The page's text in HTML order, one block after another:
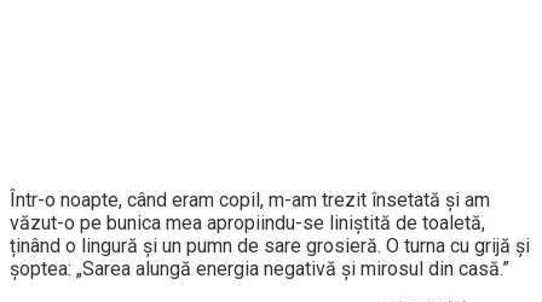
Într-o noapte, când eram copil, m-am trezit însetată și am
văzut-o pe bunica mea apropiindu-se liniștită de toaletă,
ținând o lingură și un pumn de sare grosieră. O turna cu grijă și
șoptea: „Sarea alungă energia negativă și mirosul din casă.”